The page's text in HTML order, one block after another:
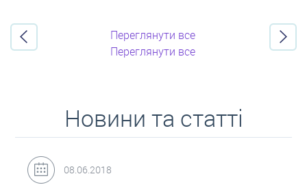
Переглянути все
Переглянути все
Новини та статті
31.05.2018